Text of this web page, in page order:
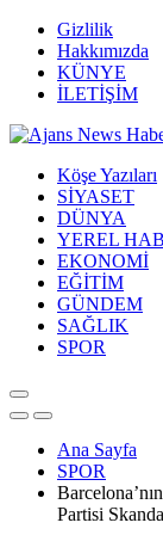
Gizlilik
Hakkımızda
KÜNYE
İLETİŞİM
Köşe Yazıları
SİYASET
DÜNYA
YEREL
EKONOMİ
EĞİTİM
GÜNDEM
SAĞLIK
SPOR
Ana Sayfa
SPOR
Partisi